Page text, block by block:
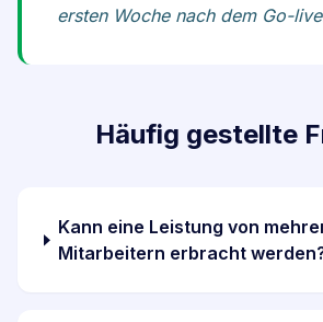
ersten Woche nach dem Go-
Häufig gestellte
Kann eine Leistung von
Mitarbeitern erbracht